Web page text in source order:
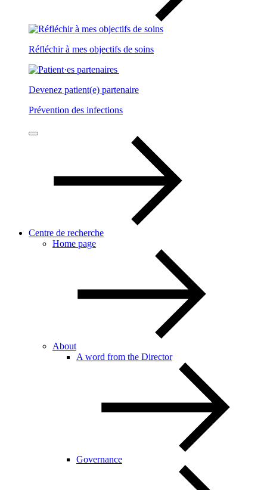
Réfléchir à mes objectifs de soins
Devenez patient(e) partenaire
Prévention des infections
Centre de recherche
Home page
About
A word from the Director
Governance